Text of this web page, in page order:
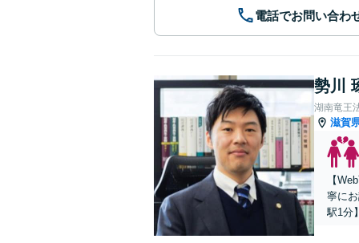
電話でお問い合わ
勢川
湖南竜王
滋賀
【
寧に
駅1分